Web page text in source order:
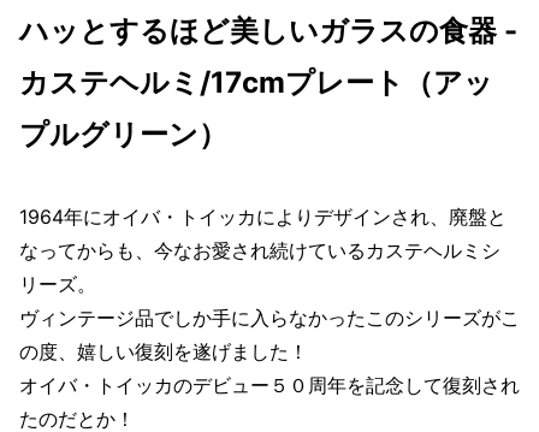
ハッとするほど美しいガラスの食器 -
カステヘルミ/17cmプレート（アッ
プルグリーン）
1964年にオイバ・トイッカによりデザインされ、廃盤と
なってからも、今なお愛され続けているカステヘルミシ
リーズ。
ヴィンテージ品でしか手に入らなかったこのシリーズがこ
の度、嬉しい復刻を遂げました！
オイバ・トイッカのデビュー５０周年を記念して復刻され
たのだとか！